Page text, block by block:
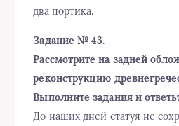
два портика.
Задание № 43.
Рассмотрите на задней
реконструкцию
Выполните задания и
До наших дней статуя не